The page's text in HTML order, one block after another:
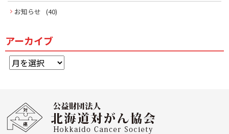
お知らせ (40)
アーカイブ
ア
ー